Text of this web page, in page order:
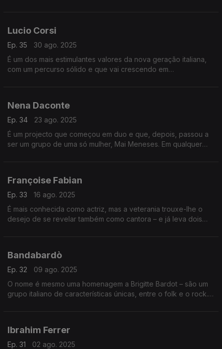
Lucio Corsi
Ep. 35
30 ago. 2025
É um dos mais estimulantes valores da nova geração italiana,
com um percurso sólido e que vai crescendo em
Nena Daconte
Ep. 34
23 ago. 2025
É um projecto que começou em duo e que, depois, passou a
ser um grupo de uma só mulher, Mai Meneses. Em qualquer
Françoise Fabian
Ep. 33
16 ago. 2025
É mais conhecida como actriz, mas a veterania trouxe-lhe o
desejo de se revelar também como cantora – e já leva dois
Bandabardò
Ep. 32
09 ago. 2025
O nome é mesmo uma homenagem a Brigitte Bardot – são um
grupo italiano de características únicas, entre o folk e o rock.
Ibrahim Ferrer
Ep. 31
02 ago. 2025